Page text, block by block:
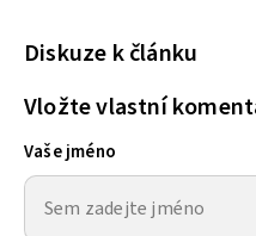
Diskuze k článku
Vložte vlastní
Vaše jméno